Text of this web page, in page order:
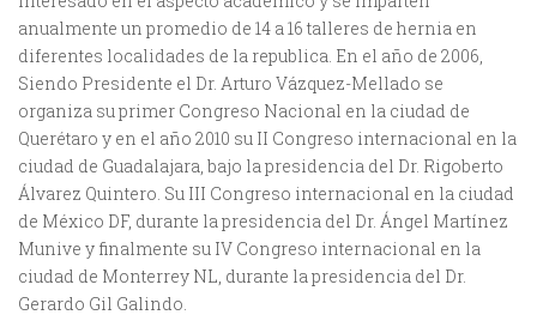
anualmente un promedio de 14 a 16 talleres de hernia en
diferentes localidades de la republica. En el año de 2006,
Siendo Presidente el Dr. Arturo Vázquez-Mellado se
organiza su primer Congreso Nacional en la ciudad de
Querétaro y en el año 2010 su II Congreso internacional en la
ciudad de Guadalajara, bajo la presidencia del Dr. Rigoberto
Álvarez Quintero. Su III Congreso internacional en la ciudad
de México DF, durante la presidencia del Dr. Ángel Martínez
Munive y finalmente su IV Congreso internacional en la
ciudad de Monterrey NL, durante la presidencia del Dr.
Gerardo Gil Galindo.